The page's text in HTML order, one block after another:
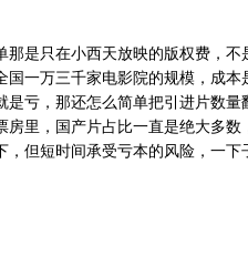
那是只在小西天放映的版权费，
国一万三千家电影院的规模，成
是亏，那还怎么简单把引进片数
房里，国产片占比一直是绝大多
，但短时间承受亏本的风险，一